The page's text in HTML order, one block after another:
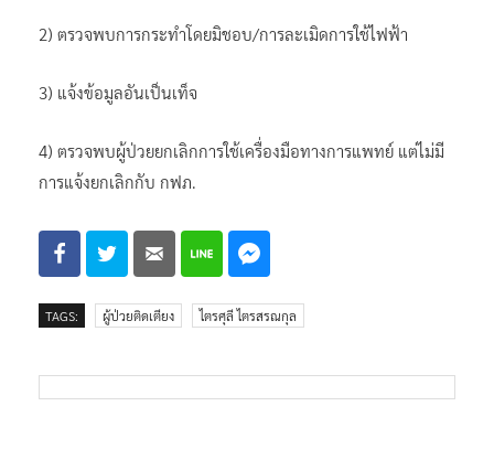
2) ตรวจพบการกระทำโดยมิชอบ/การละเมิดการใช้ไฟฟ้า
3) แจ้งข้อมูลอันเป็นเท็จ
4) ตรวจพบผู้ป่วยยกเลิกการใช้เครื่องมือทางการแพทย์ แต่ไม่มี
การแจ้งยกเลิกกับ กฟภ.
TAGS: ผู้ป่วยติดเตียง ไตรศุลี ไตรสรณกุล